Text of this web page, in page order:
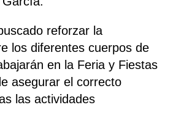
reforzar la
los diferentes cuerpos de
en la Feria y Fiestas
asegurar el correcto
las actividades